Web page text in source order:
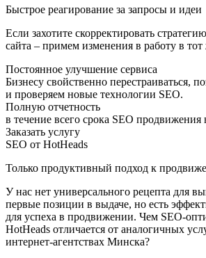
Быстрое реагирование за запросы и идеи
Если захотите скорректировать
сайта – примем изменения в работу в тот
Постоянное улучшение сервиса
Бизнесу свойственно перестраиваться,
и проверяем новые технологии SEO.
Полную отчетность
в течение всего срока SEO
Заказать услугу
SEO от HotHeads
Только продуктивный подход к
У нас нет универсального рецепта для
первые позиции в выдаче, но есть
для успеха в продвижении. Чем SEO-
HotHeads отличается от аналогичных
интернет-агентствах Минска?